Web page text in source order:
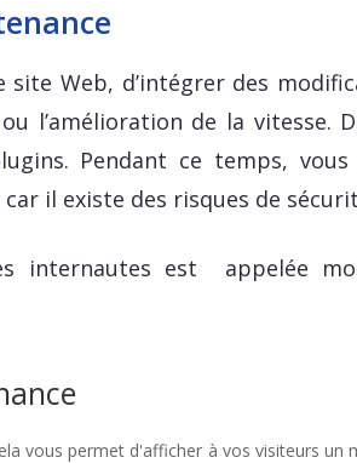
Web, d’intégrer des
l’amélioration de la vitesse.
Pendant ce temps, vous
il existe des risques de
internautes est appelée
vous permet d'afficher à vos visiteurs un